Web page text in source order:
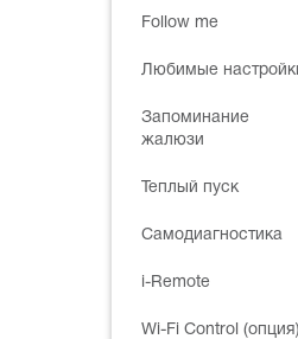
Follow me
Любимые
Запоминание
жалюзи
Теплый пуск
Самодиагностика
i-Remote
Wi-Fi Control (опция)